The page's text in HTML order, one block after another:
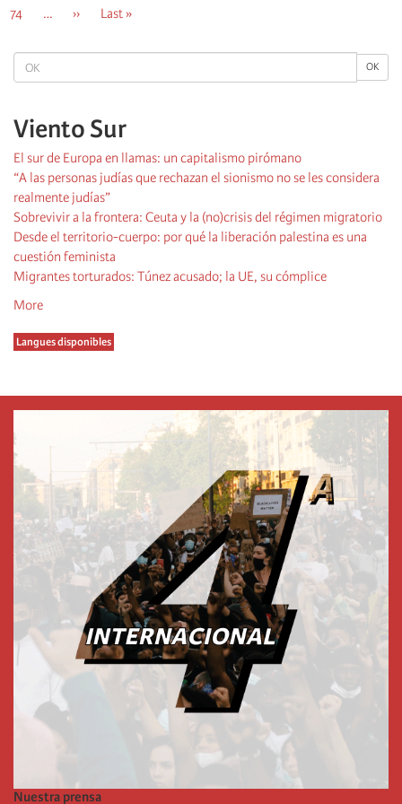
OK OK
Viento Sur
El sur de Europa en llamas: un capitalismo pirómano
“A las personas judías que rechazan el sionismo no se les considera
realmente judías”
Sobrevivir a la frontera: Ceuta y la (no)crisis del régimen migratorio
Desde el territorio-cuerpo: por qué la liberación palestina es una
cuestión feminista
Migrantes torturados: Túnez acusado; la UE, su cómplice
More
Langues disponibles
Página
74 …
Next
››
Last
Last »
Nuestra prensa